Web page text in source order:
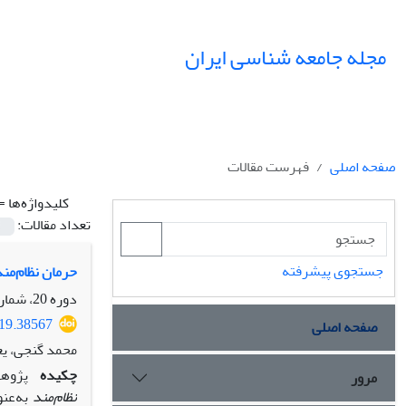
مجله جامعه شناسی ایران
صفحه اصلی
فهرست مقالات
کلیدواژه‌ها
تعداد مقالات:
حرمان
دوره 20، شماره 1، بهار 1398، صفحه
محمد گنجی،
چکیده
‌نظام‌مند
جستجوی پیشرفته
صفحه اصلی
مرور